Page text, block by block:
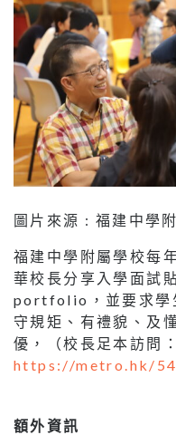
圖片來源 : 福建中學
福建中學附屬學校每
華校長分享入學面試
portfolio，並要求學
守規矩、有禮貌、及
優，（校長足本訪問：
https://metro.hk/
額外資訊